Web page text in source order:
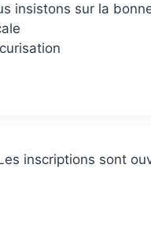
insistons sur la
inscriptions sont